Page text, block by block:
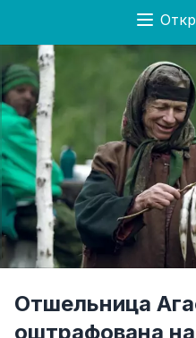
Отшельница
оштрафована